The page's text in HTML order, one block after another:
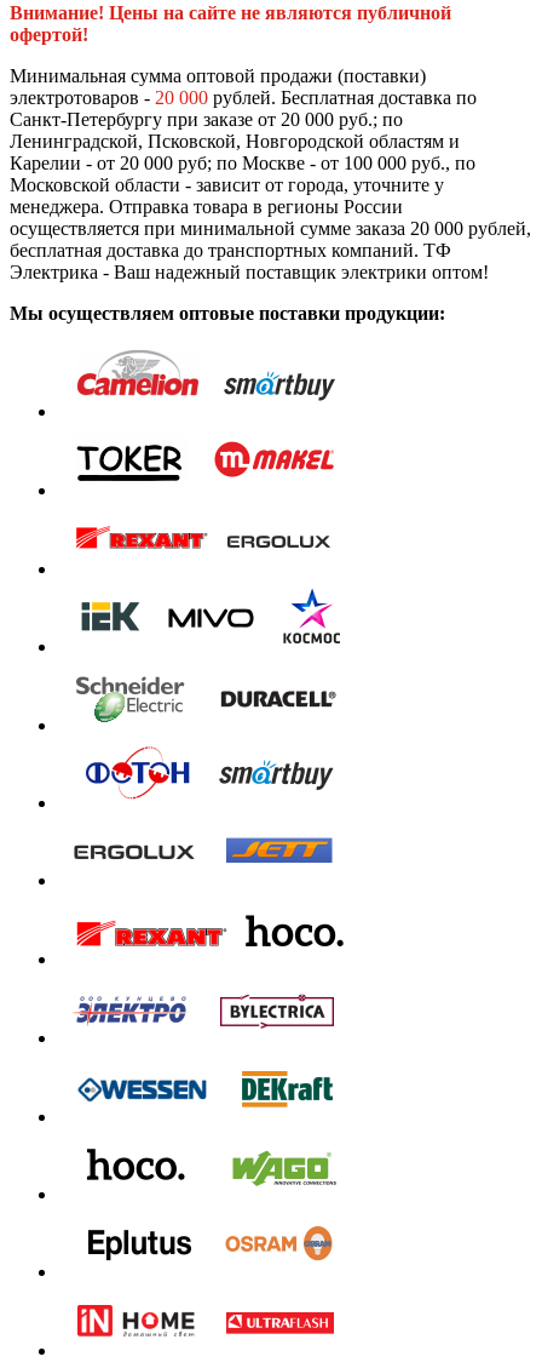
Внимание! Цены на сайте не являются публичной
офертой!
Минимальная сумма оптовой продажи (поставки)
электротоваров - 20 000 рублей. Бесплатная доставка по
Санкт-Петербургу при заказе от 20 000 руб.; по
Ленинградской, Псковской, Новгородской областям и
Карелии - от 20 000 руб; по Москве - от 100 000 руб., по
Московской области - зависит от города, уточните у
менеджера. Отправка товара в регионы России
осуществляется при минимальной сумме заказа 20 000 рублей,
бесплатная доставка до транспортных компаний. ТФ
Электрика - Ваш надежный поставщик электрики оптом!
Мы осуществляем оптовые поставки продукции: